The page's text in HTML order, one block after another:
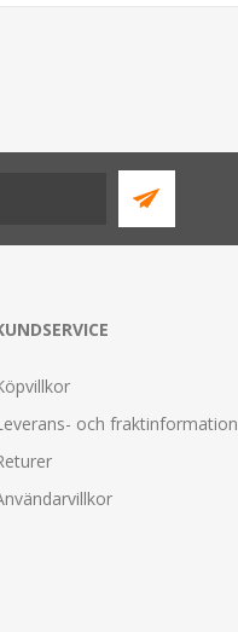
och fraktinformation